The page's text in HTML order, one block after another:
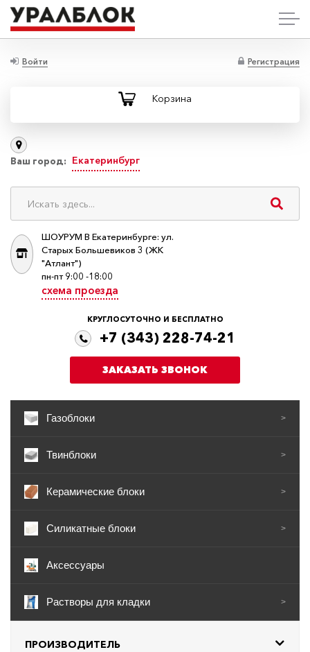
Войти Регистрация
Корзина
Ваш город: Екатеринбург
ШОУРУМ В Екатеринбурге: ул.
Старых Большевиков 3 (ЖК
"Атлант")
пн-пт 9:00 -18:00
схема проезда
КРУГЛОСУТОЧНО И БЕСПЛАТНО
+7 (343) 228-74-21
ЗАКАЗАТЬ ЗВОНОК
Газоблоки >
Твинблоки >
Керамические блоки >
Силикатные блоки >
Аксессуары
Растворы для кладки >
ПРОИЗВОДИТЕЛЬ